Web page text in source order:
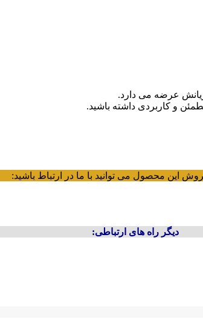
عرضه می دارد.
و کاربردی داشته باشید.
این محصول می توانید با ما در ارتباط باشید:
دیگر راه های ارتباطی: